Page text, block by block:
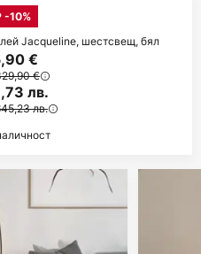
-10%
Jacqueline, шестсвещ, бял
€
€
лв.
лв.